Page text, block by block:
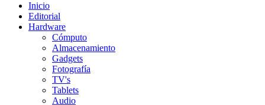
Inicio
Editorial
Hardware
Cómputo
Almacenamiento
Gadgets
Fotografía
TV's
Tablets
Audio